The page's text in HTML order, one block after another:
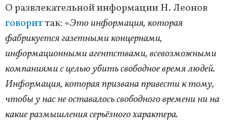
О развлекательной информации Н. Леонов
говориттак: «Это информация, которая
фабрикуется газетными концернами,
информационными агентствами, всевозможными
компаниями с целью убить свободное время людей.
Информация, которая призвана привести к тому,
чтобы у нас не оставалось свободного времени ни на
какие размышления серьёзного характера.